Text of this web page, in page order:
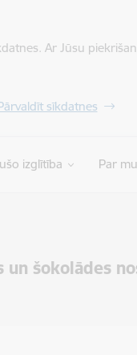
Ar Jūsu
sīkdatnes
izglītība Par
un šokolādes